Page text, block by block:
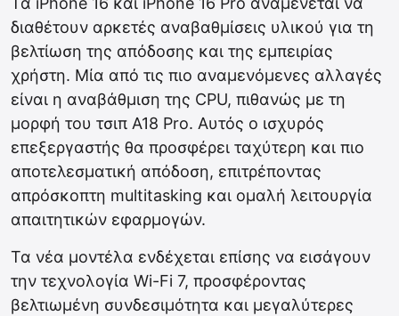
διαθέτουν αρκετές αναβαθμίσεις υλικού για τη
βελτίωση της απόδοσης και της εμπειρίας
χρήστη. Μία από τις πιο αναμενόμενες αλλαγές
είναι η αναβάθμιση της CPU, πιθανώς με τη
μορφή του τσιπ A18 Pro. Αυτός ο ισχυρός
επεξεργαστής θα προσφέρει ταχύτερη και πιο
αποτελεσματική απόδοση, επιτρέποντας
απρόσκοπτη multitasking και ομαλή λειτουργία
απαιτητικών εφαρμογών.
Τα νέα μοντέλα ενδέχεται επίσης να εισάγουν
την τεχνολογία Wi-Fi 7, προσφέροντας
βελτιωμένη συνδεσιμότητα και μεγαλύτερες